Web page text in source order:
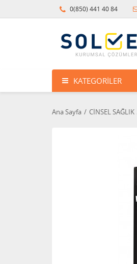
0(850) 441 40 84
KATEGORILER
Ana Sayfa CİNSEL SAĞLIK